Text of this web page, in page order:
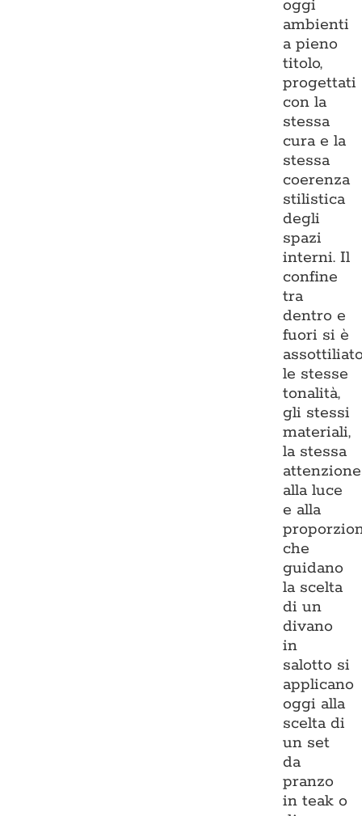
oggi
ambienti
a pieno
titolo,
progettati
con la
stessa
cura e la
stessa
coerenza
stilistica
degli
spazi
interni. Il
confine
tra
dentro e
fuori si è
le stesse
tonalità,
gli stessi
materiali,
la stessa
attenzione
alla luce
e alla
che
guidano
la scelta
di un
divano
in
salotto si
applicano
oggi alla
scelta di
un set
da
pranzo
in teak o